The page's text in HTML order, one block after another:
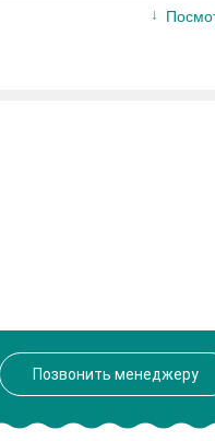
Позвонить менеджеру